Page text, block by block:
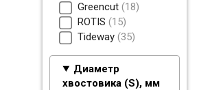
Greencut 18
ROTIS 15
Tideway 35
Диаметр
хвостовика (S), мм